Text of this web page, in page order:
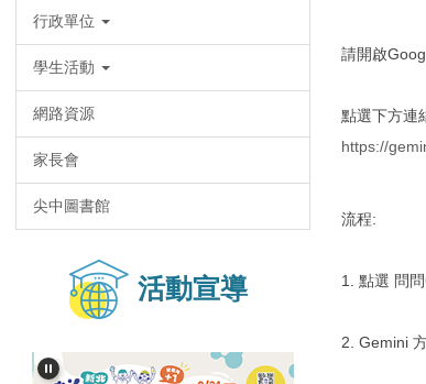
行政單位
學生活動
網路資源
家長會
尖中圖書館
活動宣導
請開啟
點選下方連
https://
流程:
1. 點選 問
2. Gemini